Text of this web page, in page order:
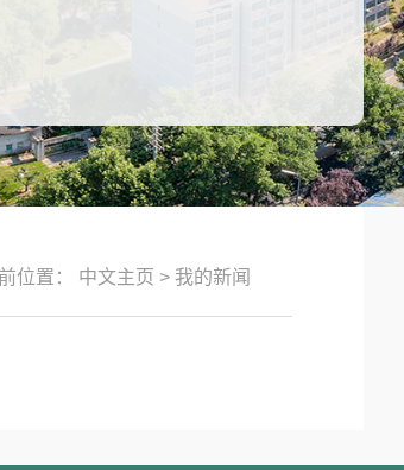
位置： 中文主页 > 我的新闻